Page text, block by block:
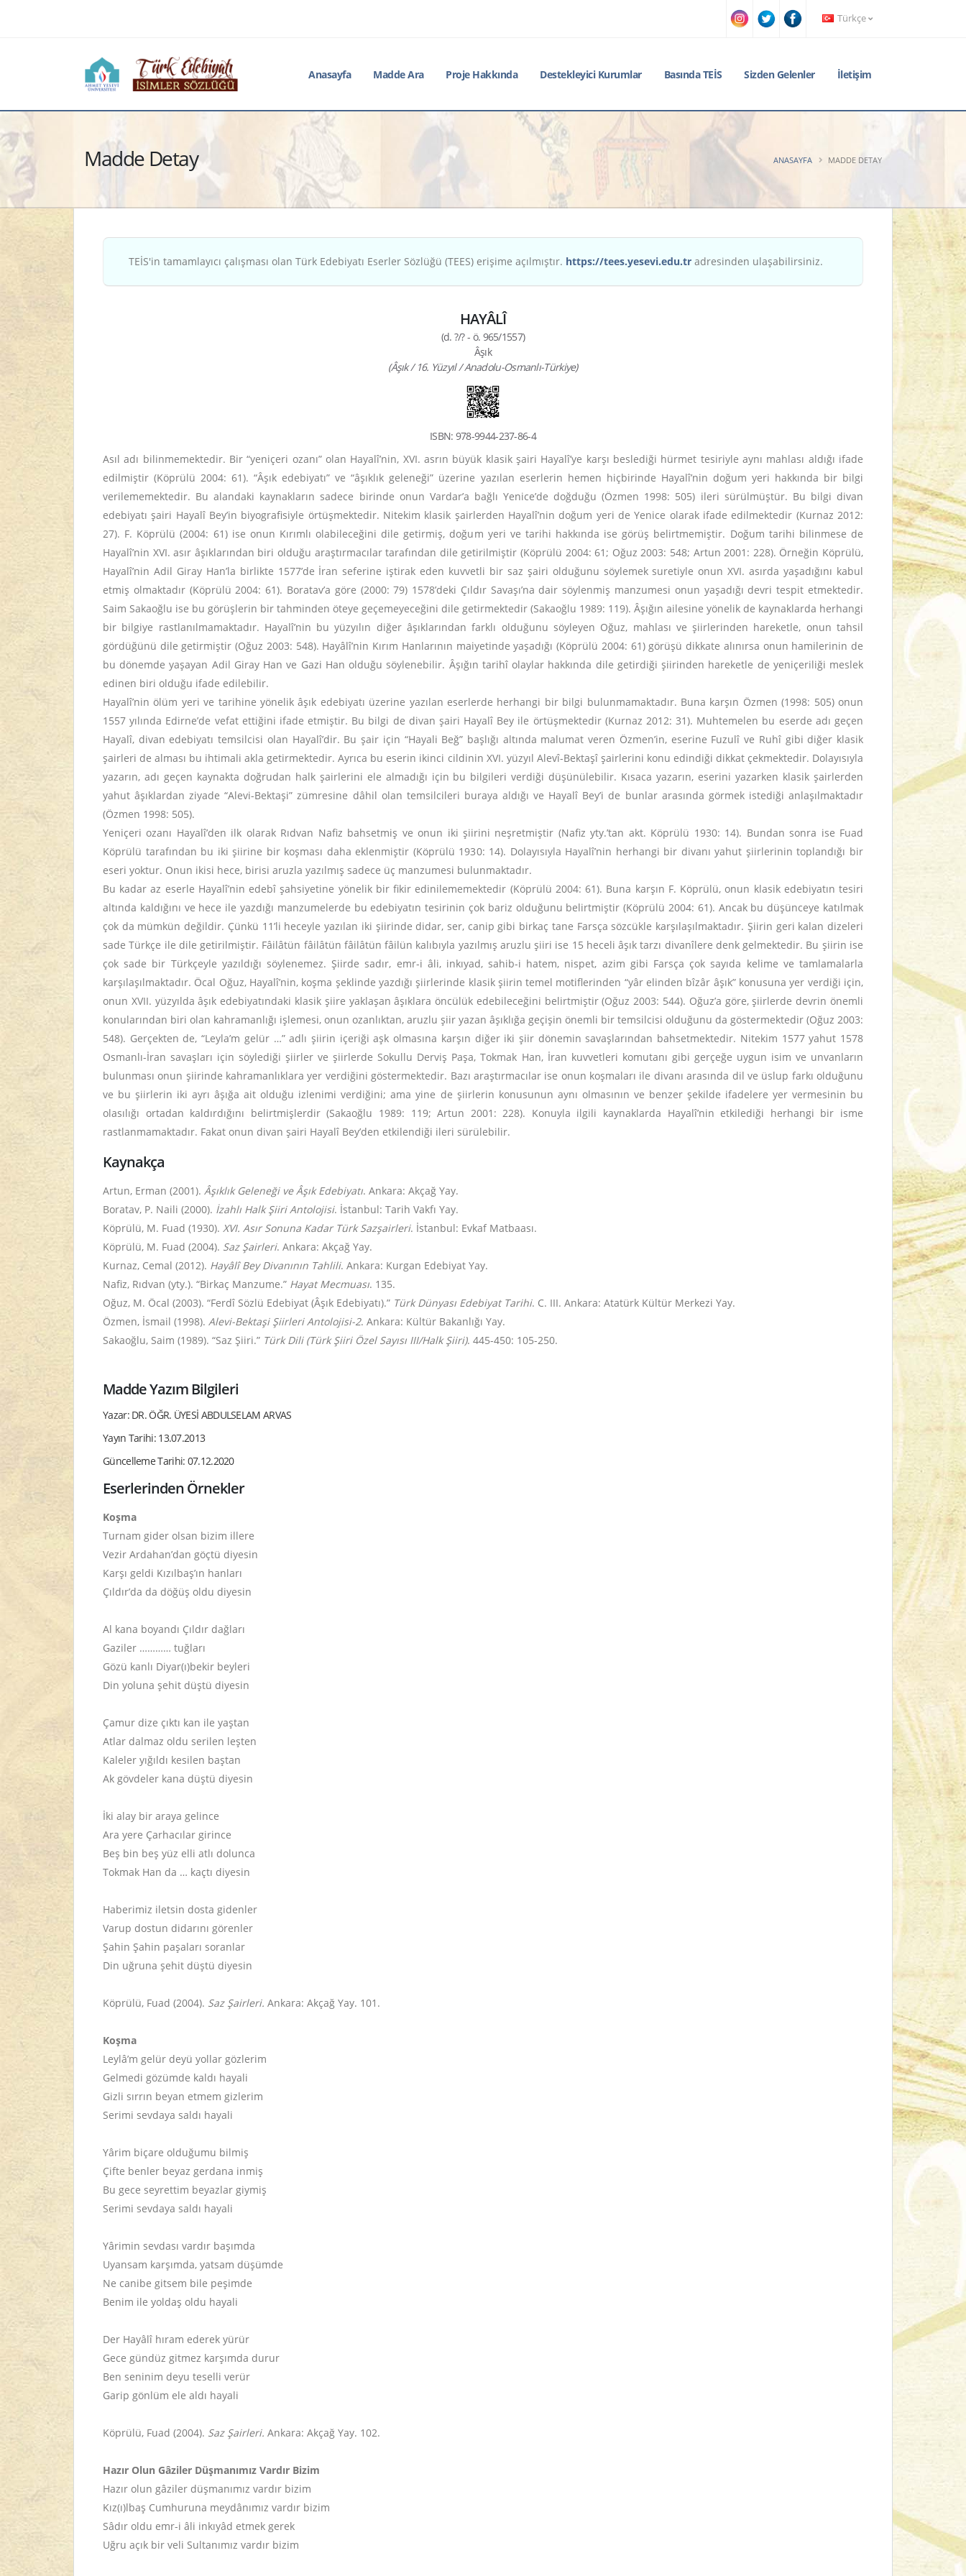
Türkçe
Anasayfa Madde Ara Proje Hakkında Destekleyici Kurumlar Basında TEİS Sizden Gelenler İletişim
Madde Detay ANASAYFA MADDE DETAY
TEİS'in tamamlayıcı çalışması olan Türk Edebiyatı Eserler Sözlüğü (TEES) erişime açılmıştır. https://tees.yesevi.edu.tr adresinden ulaşabilirsiniz.
HAYÂLÎ
(d. ?/? - ö. 965/1557)
Âşık
(Âşık / 16. Yüzyıl / Anadolu-Osmanlı-Türkiye)
ISBN: 978-9944-237-86-4
Asıl adı bilinmemektedir. Bir “yeniçeri ozanı” olan Hayalî’nin, XVI. asrın büyük klasik şairi Hayalî’ye karşı beslediği hürmet tesiriyle aynı mahlası aldığı ifade
edilmiştir (Köprülü 2004: 61). “Âşık edebiyatı” ve “âşıklık geleneği” üzerine yazılan eserlerin hemen hiçbirinde Hayalî’nin doğum yeri hakkında bir bilgi
verilememektedir. Bu alandaki kaynakların sadece birinde onun Vardar’a bağlı Yenice’de doğduğu (Özmen 1998: 505) ileri sürülmüştür. Bu bilgi divan
edebiyatı şairi Hayalî Bey’in biyografisiyle örtüşmektedir. Nitekim klasik şairlerden Hayalî’nin doğum yeri de Yenice olarak ifade edilmektedir (Kurnaz 2012:
27). F. Köprülü (2004: 61) ise onun Kırımlı olabileceğini dile getirmiş, doğum yeri ve tarihi hakkında ise görüş belirtmemiştir. Doğum tarihi bilinmese de
Hayalî’nin XVI. asır âşıklarından biri olduğu araştırmacılar tarafından dile getirilmiştir (Köprülü 2004: 61; Oğuz 2003: 548; Artun 2001: 228). Örneğin Köprülü,
Hayalî’nin Adil Giray Han’la birlikte 1577’de İran seferine iştirak eden kuvvetli bir saz şairi olduğunu söylemek suretiyle onun XVI. asırda yaşadığını kabul
etmiş olmaktadır (Köprülü 2004: 61). Boratav’a göre (2000: 79) 1578’deki Çıldır Savaşı’na dair söylenmiş manzumesi onun yaşadığı devri tespit etmektedir.
Saim Sakaoğlu ise bu görüşlerin bir tahminden öteye geçemeyeceğini dile getirmektedir (Sakaoğlu 1989: 119). Âşığın ailesine yönelik de kaynaklarda herhangi
bir bilgiye rastlanılmamaktadır. Hayalî’nin bu yüzyılın diğer âşıklarından farklı olduğunu söyleyen Oğuz, mahlası ve şiirlerinden hareketle, onun tahsil
gördüğünü dile getirmiştir (Oğuz 2003: 548). Hayâlî’nin Kırım Hanlarının maiyetinde yaşadığı (Köprülü 2004: 61) görüşü dikkate alınırsa onun hamilerinin de
bu dönemde yaşayan Adil Giray Han ve Gazi Han olduğu söylenebilir. Âşığın tarihî olaylar hakkında dile getirdiği şiirinden hareketle de yeniçeriliği meslek
edinen biri olduğu ifade edilebilir.
Hayalî’nin ölüm yeri ve tarihine yönelik âşık edebiyatı üzerine yazılan eserlerde herhangi bir bilgi bulunmamaktadır. Buna karşın Özmen (1998: 505) onun
1557 yılında Edirne’de vefat ettiğini ifade etmiştir. Bu bilgi de divan şairi Hayalî Bey ile örtüşmektedir (Kurnaz 2012: 31). Muhtemelen bu eserde adı geçen
Hayalî, divan edebiyatı temsilcisi olan Hayalî’dir. Bu şair için “Hayali Beğ” başlığı altında malumat veren Özmen’in, eserine Fuzulî ve Ruhî gibi diğer klasik
şairleri de alması bu ihtimali akla getirmektedir. Ayrıca bu eserin ikinci cildinin XVI. yüzyıl Alevî-Bektaşî şairlerini konu edindiği dikkat çekmektedir. Dolayısıyla
yazarın, adı geçen kaynakta doğrudan halk şairlerini ele almadığı için bu bilgileri verdiği düşünülebilir. Kısaca yazarın, eserini yazarken klasik şairlerden
yahut âşıklardan ziyade “Alevi-Bektaşi” zümresine dâhil olan temsilcileri buraya aldığı ve Hayalî Bey’i de bunlar arasında görmek istediği anlaşılmaktadır
(Özmen 1998: 505).
Yeniçeri ozanı Hayalî’den ilk olarak Rıdvan Nafiz bahsetmiş ve onun iki şiirini neşretmiştir (Nafiz yty.’tan akt. Köprülü 1930: 14). Bundan sonra ise Fuad
Köprülü tarafından bu iki şiirine bir koşması daha eklenmiştir (Köprülü 1930: 14). Dolayısıyla Hayalî’nin herhangi bir divanı yahut şiirlerinin toplandığı bir
eseri yoktur. Onun ikisi hece, birisi aruzla yazılmış sadece üç manzumesi bulunmaktadır.
Bu kadar az eserle Hayalî’nin edebî şahsiyetine yönelik bir fikir edinilememektedir (Köprülü 2004: 61). Buna karşın F. Köprülü, onun klasik edebiyatın tesiri
altında kaldığını ve hece ile yazdığı manzumelerde bu edebiyatın tesirinin çok bariz olduğunu belirtmiştir (Köprülü 2004: 61). Ancak bu düşünceye katılmak
çok da mümkün değildir. Çünkü 11’li heceyle yazılan iki şiirinde didar, ser, canip gibi birkaç tane Farsça sözcükle karşılaşılmaktadır. Şiirin geri kalan dizeleri
sade Türkçe ile dile getirilmiştir. Fâilâtün fâilâtün fâilâtün fâilün kalıbıyla yazılmış aruzlu şiiri ise 15 heceli âşık tarzı divanîlere denk gelmektedir. Bu şiirin ise
çok sade bir Türkçeyle yazıldığı söylenemez. Şiirde sadır, emr-i âli, inkıyad, sahib-i hatem, nispet, azim gibi Farsça çok sayıda kelime ve tamlamalarla
karşılaşılmaktadır. Öcal Oğuz, Hayalî’nin, koşma şeklinde yazdığı şiirlerinde klasik şiirin temel motiflerinden “yâr elinden bîzâr âşık” konusuna yer verdiği için,
onun XVII. yüzyılda âşık edebiyatındaki klasik şiire yaklaşan âşıklara öncülük edebileceğini belirtmiştir (Oğuz 2003: 544). Oğuz’a göre, şiirlerde devrin önemli
konularından biri olan kahramanlığı işlemesi, onun ozanlıktan, aruzlu şiir yazan âşıklığa geçişin önemli bir temsilcisi olduğunu da göstermektedir (Oğuz 2003:
548). Gerçekten de, “Leyla’m gelür …” adlı şiirin içeriği aşk olmasına karşın diğer iki şiir dönemin savaşlarından bahsetmektedir. Nitekim 1577 yahut 1578
Osmanlı-İran savaşları için söylediği şiirler ve şiirlerde Sokullu Derviş Paşa, Tokmak Han, İran kuvvetleri komutanı gibi gerçeğe uygun isim ve unvanların
bulunması onun şiirinde kahramanlıklara yer verdiğini göstermektedir. Bazı araştırmacılar ise onun koşmaları ile divanı arasında dil ve üslup farkı olduğunu
ve bu şiirlerin iki ayrı âşığa ait olduğu izlenimi verdiğini; ama yine de şiirlerin konusunun aynı olmasının ve benzer şekilde ifadelere yer vermesinin bu
olasılığı ortadan kaldırdığını belirtmişlerdir (Sakaoğlu 1989: 119; Artun 2001: 228). Konuyla ilgili kaynaklarda Hayalî’nin etkilediği herhangi bir isme
rastlanmamaktadır. Fakat onun divan şairi Hayalî Bey’den etkilendiği ileri sürülebilir.
Kaynakça
Artun, Erman (2001). Âşıklık Geleneği ve Âşık Edebiyatı. Ankara: Akçağ Yay.
Boratav, P. Naili (2000). İzahlı Halk Şiiri Antolojisi. İstanbul: Tarih Vakfı Yay.
Köprülü, M. Fuad (1930). XVI. Asır Sonuna Kadar Türk Sazşairleri. İstanbul: Evkaf Matbaası.
Köprülü, M. Fuad (2004). Saz Şairleri. Ankara: Akçağ Yay.
Kurnaz, Cemal (2012). Hayâlî Bey Divanının Tahlili. Ankara: Kurgan Edebiyat Yay.
Nafiz, Rıdvan (yty.). “Birkaç Manzume.” Hayat Mecmuası. 135.
Oğuz, M. Öcal (2003). “Ferdî Sözlü Edebiyat (Âşık Edebiyatı).” Türk Dünyası Edebiyat Tarihi. C. III. Ankara: Atatürk Kültür Merkezi Yay.
Özmen, İsmail (1998). Alevi-Bektaşi Şiirleri Antolojisi-2. Ankara: Kültür Bakanlığı Yay.
Sakaoğlu, Saim (1989). “Saz Şiiri.” Türk Dili (Türk Şiiri Özel Sayısı III/Halk Şiiri). 445-450: 105-250.
Madde Yazım Bilgileri
Yazar: DR. ÖĞR. ÜYESİ ABDULSELAM ARVAS
Yayın Tarihi: 13.07.2013
Güncelleme Tarihi: 07.12.2020
Eserlerinden Örnekler
Koşma
Turnam gider olsan bizim illere
Vezir Ardahan’dan göçtü diyesin
Karşı geldi Kızılbaş’ın hanları
Çıldır’da da döğüş oldu diyesin
Al kana boyandı Çıldır dağları
Gaziler ………… tuğları
Gözü kanlı Diyar(ı)bekir beyleri
Din yoluna şehit düştü diyesin
Çamur dize çıktı kan ile yaştan
Atlar dalmaz oldu serilen leşten
Kaleler yığıldı kesilen baştan
Ak gövdeler kana düştü diyesin
İki alay bir araya gelince
Ara yere Çarhacılar girince
Beş bin beş yüz elli atlı dolunca
Tokmak Han da … kaçtı diyesin
Haberimiz iletsin dosta gidenler
Varup dostun didarını görenler
Şahin Şahin paşaları soranlar
Din uğruna şehit düştü diyesin
Köprülü, Fuad (2004). Saz Şairleri. Ankara: Akçağ Yay. 101.
Koşma
Leylâ’m gelür deyü yollar gözlerim
Gelmedi gözümde kaldı hayali
Gizli sırrın beyan etmem gizlerim
Serimi sevdaya saldı hayali
Yârim biçare olduğumu bilmiş
Çifte benler beyaz gerdana inmiş
Bu gece seyrettim beyazlar giymiş
Serimi sevdaya saldı hayali
Yârimin sevdası vardır başımda
Uyansam karşımda, yatsam düşümde
Ne canibe gitsem bile peşimde
Benim ile yoldaş oldu hayali
Der Hayâlî hıram ederek yürür
Gece gündüz gitmez karşımda durur
Ben seninim deyu teselli verür
Garip gönlüm ele aldı hayali
Köprülü, Fuad (2004). Saz Şairleri. Ankara: Akçağ Yay. 102.
Hazır Olun Gâziler Düşmanımız Vardır Bizim
Hazır olun gâziler düşmanımız vardır bizim
Kız(ı)lbaş Cumhuruna meydânımız vardır bizim
Sâdır oldu emr-i âli inkıyâd etmek gerek
Uğru açık bir veli Sultanımız vardır bizim